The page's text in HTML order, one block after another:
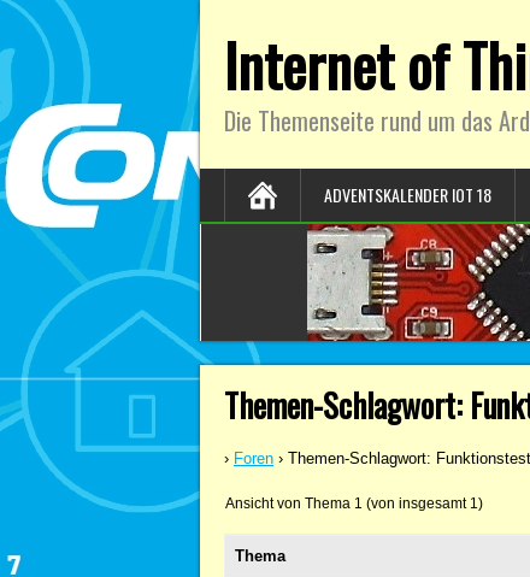
Internet of
Die Themenseite rund um das
ADVENTSKALENDER IOT 18
Themen-Schlagwort:
› Foren › Themen-Schlagwort: Funktionstest
Ansicht von Thema 1 (von insgesamt 1)
Thema